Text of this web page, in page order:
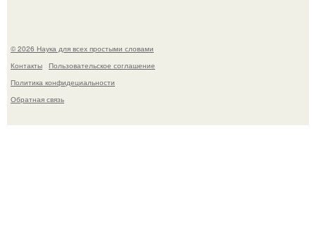
© 2026 Наука для всех простыми словами
Контакты
Пользовательское соглашение
Политика конфидециальности
Обратная связь